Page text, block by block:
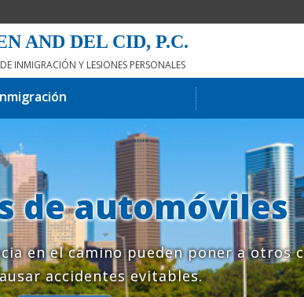
AND DEL CID, P.C.
INMIGRACIÓN Y LESIONES PERSONALES
de automóviles
en el camino pueden poner a otros
accidentes evitables.